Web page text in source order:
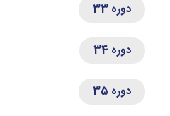
دوره 33
دوره 34
دوره 35